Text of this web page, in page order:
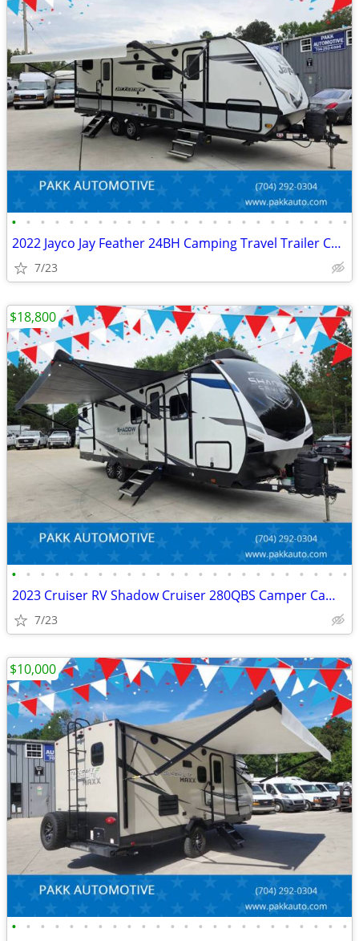
• • • • • • • • • • • • • • • • • • • • • • • •
2022 Jayco Jay Feather 24BH Camping Travel Trailer Camper CLEAN
7/23
• • • • • • • • • • • • • • • • • • • • • • • •
2023 Cruiser RV Shadow Cruiser 280QBS Camper Camping Travel Trailer
7/23
$18,800
• • • • • • • • • • • • • • • • • • • • • • • •
$10,000